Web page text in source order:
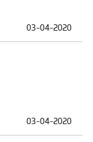
03-04-2020
03-04-2020